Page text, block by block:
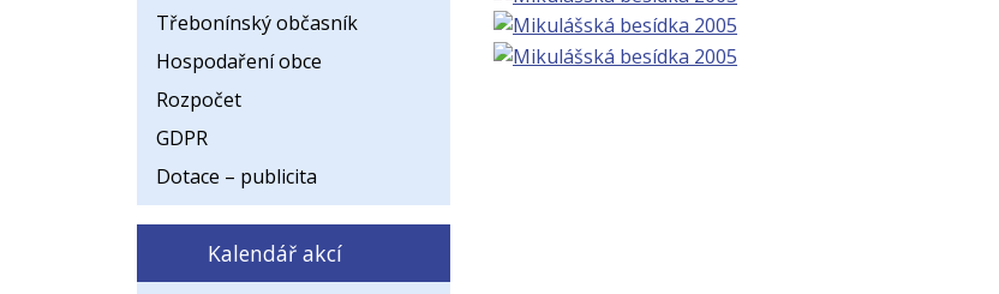
Třebonínský občasník
Hospodaření obce
Rozpočet
GDPR
Dotace – publicita
Kalendář akcí